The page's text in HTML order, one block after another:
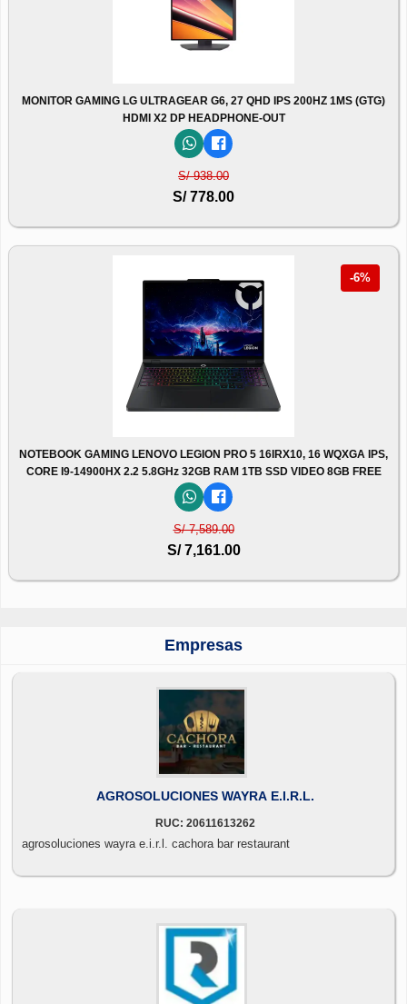
MONITOR GAMING LG ULTRAGEAR G6, 27 QHD IPS 200HZ 1MS (GTG)
HDMI X2 DP HEADPHONE-OUT
S/ 938.00
S/ 778.00
-6%
NOTEBOOK GAMING LENOVO LEGION PRO 5 16IRX10, 16 WQXGA IPS,
CORE I9-14900HX 2.2 5.8GHz 32GB RAM 1TB SSD VIDEO 8GB FREE
S/ 7,589.00
S/ 7,161.00
Empresas
AGROSOLUCIONES WAYRA E.I.R.L.
RUC: 20611613262
agrosoluciones wayra e.i.r.l. cachora bar restaurant